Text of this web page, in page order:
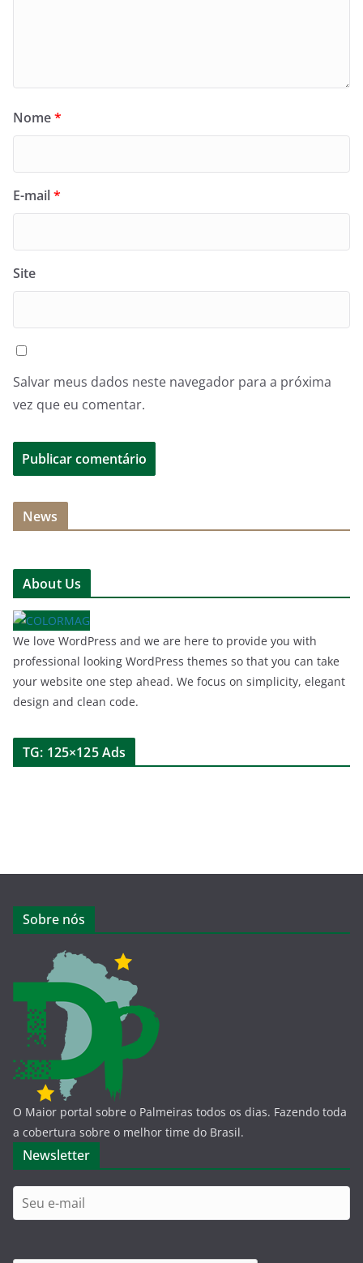
Nome*
E-mail*
Site
Salvar meus dados neste navegador para a próxima
vez que eu comentar.
News
About Us
We love WordPress and we are here to provide you with
professional looking WordPress themes so that you can take
your website one step ahead. We focus on simplicity, elegant
design and clean code.
TG: 125×125 Ads
Sobre nós
O Maior portal sobre o Palmeiras todos os dias. Fazendo toda
a cobertura sobre o melhor time do Brasil.
Newsletter